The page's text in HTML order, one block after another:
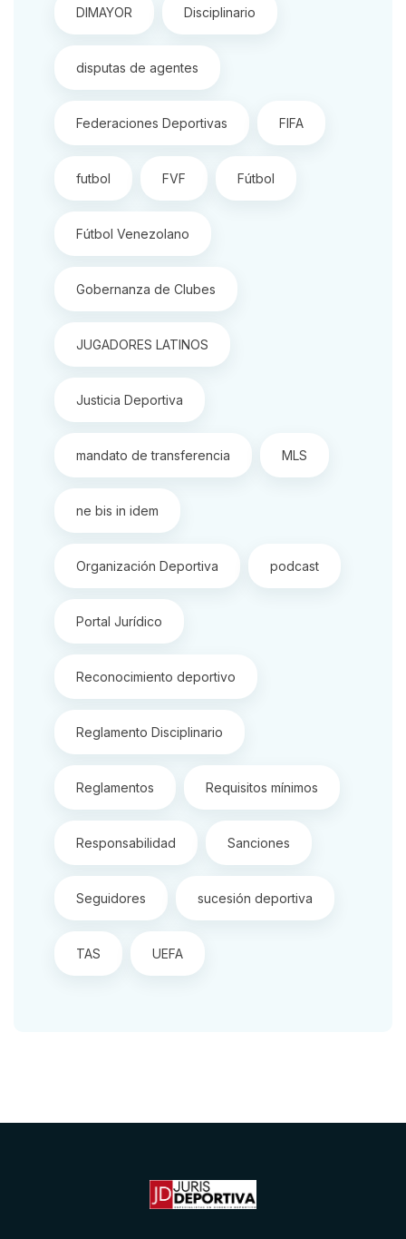
DIMAYOR Disciplinario
disputas de agentes
Federaciones Deportivas FIFA
futbol FVF Fútbol
Fútbol Venezolano
Gobernanza de Clubes
JUGADORES LATINOS
Justicia Deportiva
mandato de transferencia MLS
ne bis in idem
Organización Deportiva podcast
Portal Jurídico
Reconocimiento deportivo
Reglamento Disciplinario
Reglamentos Requisitos mínimos
Responsabilidad Sanciones
Seguidores sucesión deportiva
TAS UEFA